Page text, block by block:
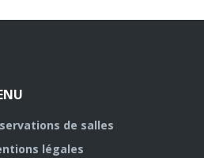
de salles
légales